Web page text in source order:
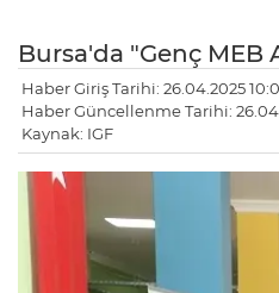
Bursa'da "Genç MEB
Haber Giriş Tarihi: 26.04.2025
Haber Güncellenme Tarihi:
Kaynak: IGF